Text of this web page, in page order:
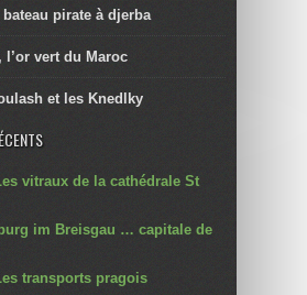
pirate à djerba
l’or vert du Maroc
et les Knedlky
vitraux de la cathédrale St
im Breisgau … capitale de
transports pragois